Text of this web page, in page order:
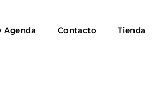
Agenda Contacto Tienda